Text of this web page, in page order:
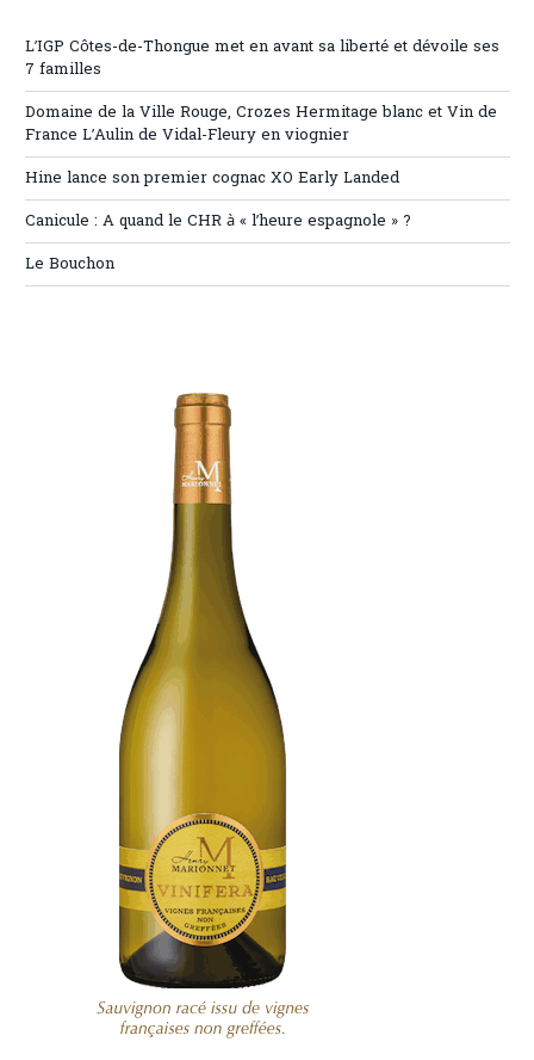
L’IGP Côtes-de-Thongue met en avant sa liberté et dévoile ses
7 familles
Domaine de la Ville Rouge, Crozes Hermitage blanc et Vin de
France L’Aulin de Vidal-Fleury en viognier
Hine lance son premier cognac XO Early Landed
Canicule : A quand le CHR à « l’heure espagnole » ?
Le Bouchon